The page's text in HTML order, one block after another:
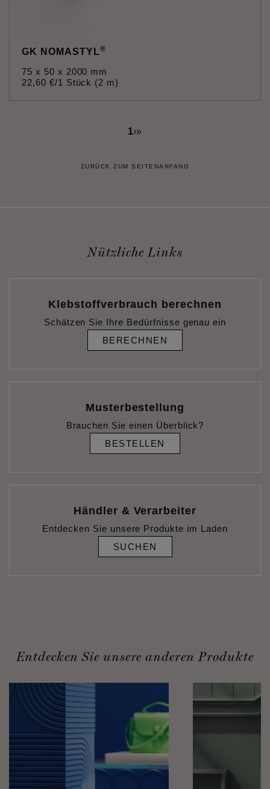
GK NOMASTYL®
75 x 50 x 2000 mm
22,60 €/1 Stück (2 m)
1›»
ZURÜCK ZUM SEITENANFANG
Nützliche Links
Klebstoffverbrauch berechnen
Schätzen Sie Ihre Bedürfnisse genau ein
BERECHNEN
Musterbestellung
Brauchen Sie einen Überblick?
BESTELLEN
Händler & Verarbeiter
Entdecken Sie unsere Produkte im Laden
SUCHEN
Entdecken Sie unsere anderen Produkte